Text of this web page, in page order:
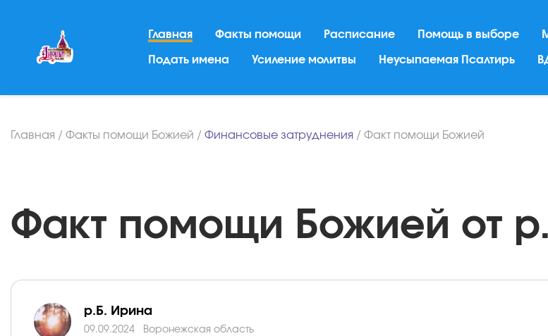
Главная Факты помощи Расписание Помощь в выборе
Подать имена Усиление молитвы Неусыпаемая Псалтирь
Главная / Факты помощи Божией / Финансовые затруднения / Факт помощи Божией
Факт помощи Божией от
р.Б. Ирина
09.09.2024 Воронежская область